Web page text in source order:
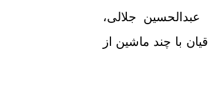
جلالی،
با چند ماشین از